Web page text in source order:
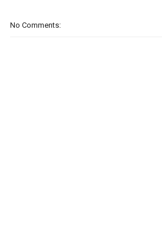
No Comments: